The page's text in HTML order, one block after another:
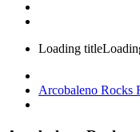
Loading title
Arcobaleno Rocks